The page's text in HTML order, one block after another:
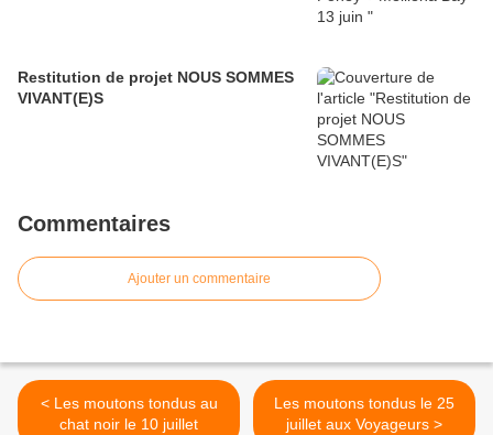
Restitution de projet NOUS SOMMES
VIVANT(E)S
Commentaires
Ajouter un commentaire
< Les moutons tondus au
chat noir le 10 juillet
Les moutons tondus le 25
juillet aux Voyageurs >